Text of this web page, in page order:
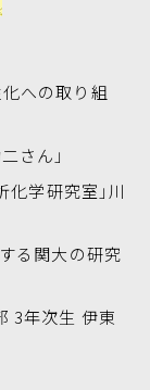
への取り組
さん」
化学研究室」川
る関大の研究
3年次生 伊東